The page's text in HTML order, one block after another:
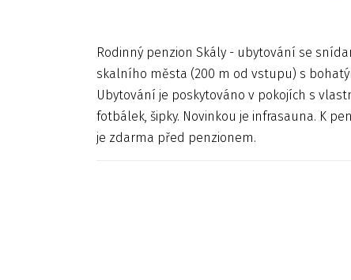
Rodinný penzion Skály - ubytování se
skalního města (200 m od vstupu) s
Ubytování je poskytováno v pokojích s
fotbálek, šipky. Novinkou je infrasauna. K
je zdarma před penzionem.